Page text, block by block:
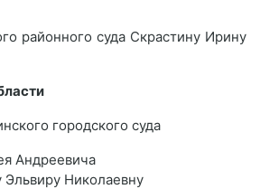
районного суда Скрастину Ирину
городского суда
Андреевича
Эльвиру Николаевну